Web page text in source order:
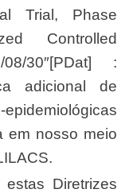
Trial, Phase
Controlled
30″[PDat] :
adicional de
em nosso meio